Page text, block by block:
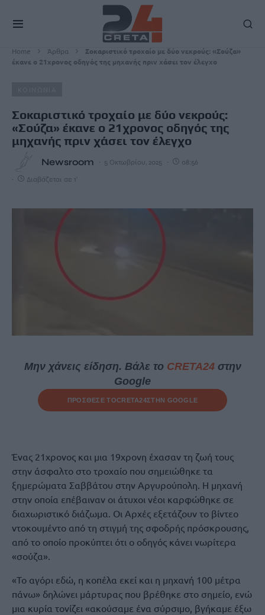
Home Άρθρα
Σοκαριστικό τροχαίο με δύο νεκρούς: «Σούζα»
έκανε ο 21χρονος οδηγός της μηχανής πριν χάσει τον έλεγχο
Σοκαριστικό τροχαίο με δύο νεκρούς:
«Σούζα» έκανε ο 21χρονος οδηγός της
μηχανής πριν χάσει τον έλεγχο
Newsroom 5 Οκτωβρίου, 2025 08:56
Διαβάζεται σε 1'
Μην χάνεις είδηση. Βάλε το CRETA24στην
Google
ΠΡΟΣΘΕΣΕ ΤΟCRETA24ΣΤΗΝ GOOGLE
Ένας 21χρονος και μια 19χρονη έχασαν τη ζωή τους
στην άσφαλτο στο τροχαίο που σημειώθηκε τα
ξημερώματα Σαββάτου στην Αργυρούπολη. Η μηχανή
στην οποία επέβαιναν οι άτυχοι νέοι καρφώθηκε σε
διαχωριστικό διάζωμα. Οι Αρχές εξετάζουν το βίντεο
ντοκουμέντο από τη στιγμή της σφοδρής πρόσκρουσης,
από το οποίο προκύπτει ότι ο οδηγός κάνει νωρίτερα
«σούζα».
«Το αγόρι εδώ, η κοπέλα εκεί και η μηχανή 100 μέτρα
πάνω» δηλώνει μάρτυρας που βρέθηκε στο σημείο, ενώ
μια κυρία τονίζει «ακούσαμε ένα σύρσιμο, βγήκαμε έξω